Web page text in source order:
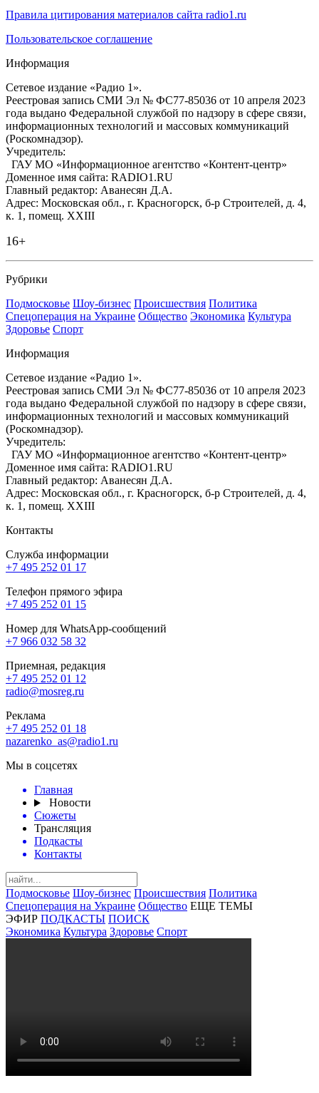
Правила цитирования материалов сайта radio1.ru
Пользовательское соглашение
Информация
Сетевое издание «Радио 1».
Реестровая запись СМИ Эл № ФС77-85036 от 10 апреля 2023
года выдано Федеральной службой по надзору в сфере связи,
информационных технологий и массовых коммуникаций
(Роскомнадзор).
Учредитель:
ГАУ МО «Информационное агентство «Контент-центр»
Доменное имя сайта: RADIO1.RU
Главный редактор: Аванесян Д.А.
Адрес: Московская обл., г. Красногорск, б-р Строителей, д. 4,
к. 1, помещ. XXIII
16+
Рубрики
Подмосковье Шоу-бизнес Происшествия Политика
Спецоперация на Украине Общество Экономика Культура
Здоровье Спорт
Информация
Сетевое издание «Радио 1».
Реестровая запись СМИ Эл № ФС77-85036 от 10 апреля 2023
года выдано Федеральной службой по надзору в сфере связи,
информационных технологий и массовых коммуникаций
(Роскомнадзор).
Учредитель:
ГАУ МО «Информационное агентство «Контент-центр»
Доменное имя сайта: RADIO1.RU
Главный редактор: Аванесян Д.А.
Адрес: Московская обл., г. Красногорск, б-р Строителей, д. 4,
к. 1, помещ. XXIII
Контакты
Служба информации
+7 495 252 01 17
Телефон прямого эфира
+7 495 252 01 15
Номер для WhatsApp-сообщений
+7 966 032 58 32
Приемная, редакция
+7 495 252 01 12
radio@mosreg.ru
Реклама
+7 495 252 01 18
nazarenko_as@radio1.ru
Мы в соцсетях
Главная
Новости
Сюжеты
Трансляция
Подкасты
Контакты
Подмосковье Шоу-бизнес Происшествия Политика
Спецоперация на Украине Общество ЕЩЕ ТЕМЫ
ЭФИР ПОДКАСТЫ ПОИСК
Экономика Культура Здоровье Спорт